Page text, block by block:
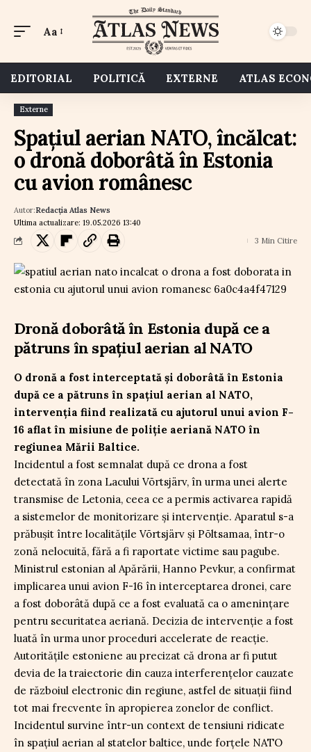
Aa
EDITORIAL POLITICĂ EXTERNE ATLAS
Externe
Spațiul aerian NATO, încălcat:
o dronă doborâtă în Estonia
cu avion românesc
Ultima actualizare: 19.05.2026 13:40
Autor:Redacția Atlas News
3 Min Citire
Dronă doborâtă în Estonia după ce a
pătruns în spațiul aerian al NATO
O dronă a fost interceptată și doborâtă în Estonia
după ce a pătruns în spațiul aerian al NATO,
intervenția fiind realizată cu ajutorul unui avion F-
16 aflat în misiune de poliție aeriană NATO în
regiunea Mării Baltice.
Incidentul a fost semnalat după ce drona a fost
detectată în zona Lacului Võrtsjärv, în urma unei alerte
transmise de Letonia, ceea ce a permis activarea rapidă
a sistemelor de monitorizare și intervenție. Aparatul s-a
prăbușit între localitățile Võrtsjärv și Põltsamaa, într-o
zonă nelocuită, fără a fi raportate victime sau pagube.
Ministrul estonian al Apărării, Hanno Pevkur, a confirmat
implicarea unui avion F-16 în interceptarea dronei, care
a fost doborâtă după ce a fost evaluată ca o amenințare
pentru securitatea aeriană. Decizia de intervenție a fost
luată în urma unor proceduri accelerate de reacție.
Autoritățile estoniene au precizat că drona ar fi putut
devia de la traiectorie din cauza interferențelor cauzate
de războiul electronic din regiune, astfel de situații fiind
tot mai frecvente în apropierea zonelor de conflict.
Incidentul survine într-un context de tensiuni ridicate
în spațiul aerian al statelor baltice, unde forțele NATO